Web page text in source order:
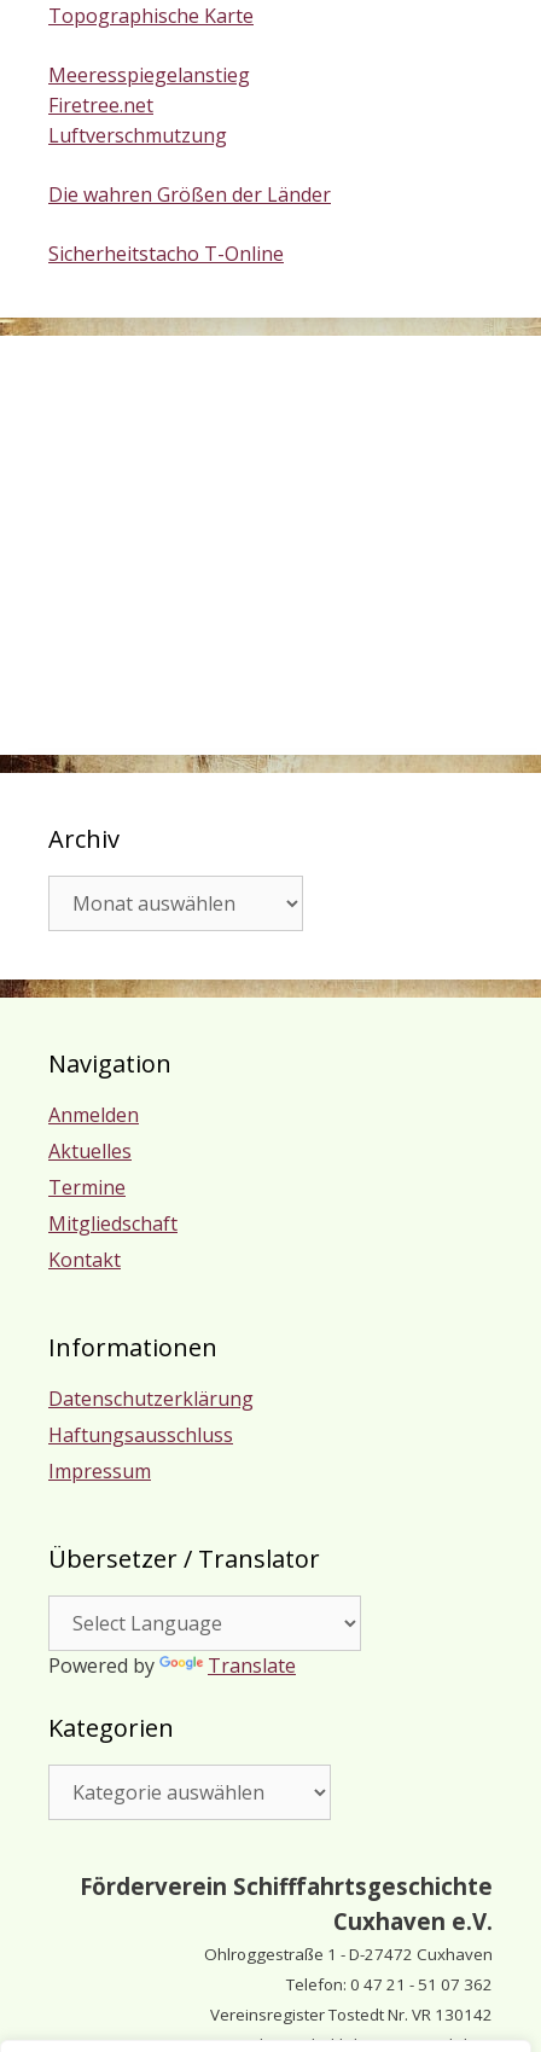
Topographische Karte
Meeresspiegelanstieg
Firetree.net
Luftverschmutzung
Die wahren Größen der Länder
Sicherheitstacho T-Online
Archiv
Navigation
Anmelden
Aktuelles
Termine
Mitgliedschaft
Kontakt
Informationen
Datenschutzerklärung
Haftungsausschluss
Impressum
Übersetzer / Translator
Powered by Translate
Kategorien
Förderverein Schifffahrtsgeschichte
Cuxhaven e.V.
Ohlroggestraße 1 - D-27472 Cuxhaven
Telefon: 0 47 21 - 51 07 362
Vereinsregister Tostedt Nr. VR 130142
Vorsitzender & inhaltlich Verantwortlicher: